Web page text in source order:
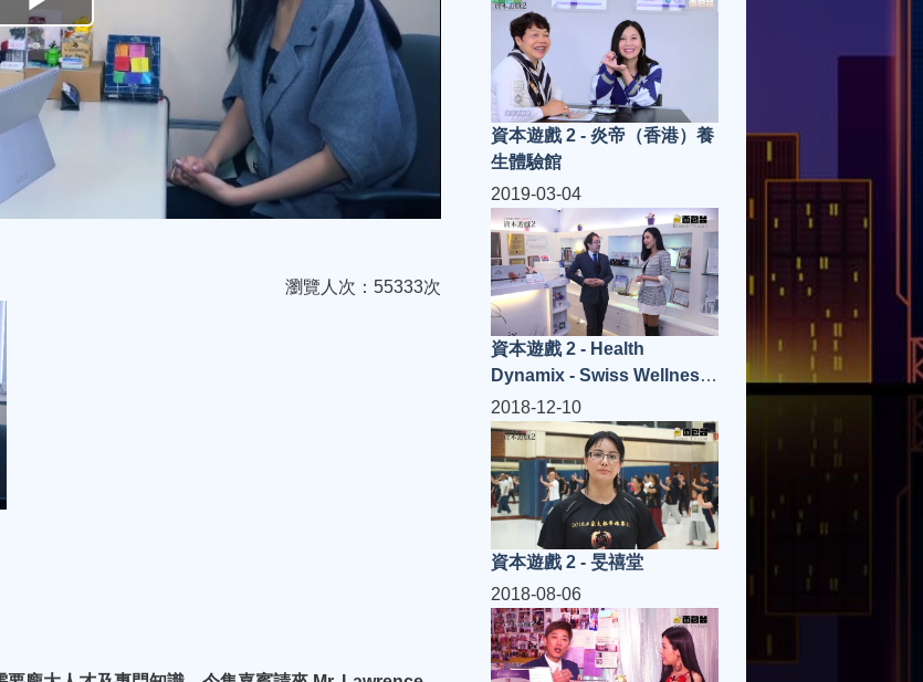
Video
瀏覽人次：55333次
資本遊戲 2 - 炎帝（香港）養
生體驗館
2019-03-04
資本遊戲 2 - Health
Dynamix - Swiss Wellness
International
2018-12-10
資本遊戲 2 - 旻禧堂
2018-08-06